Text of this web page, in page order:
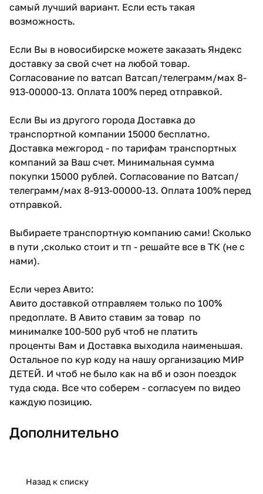
самый лучший вариант. Если есть такая
возможность.
Если Вы в новосибирске можете заказать Яндекс
доставку за свой счет на любой товар.
Согласование по ватсап Ватсап/телеграмм/мах 8-
913-00000-13. Оплата 100% перед отправкой.
Если Вы из другого города Доставка до
транспортной компании 15000 бесплатно.
Доставка межгород - по тарифам транспортных
компаний за Ваш счет. Минимальная сумма
покупки 15000 рублей. Согласование по Ватсап/
телеграмм/мах 8-913-00000-13. Оплата 100% перед
отправкой.
Выбираете транспортную компанию сами! Сколько
в пути ,сколько стоит и тп - решайте все в ТК (не с
нами).
Если через Авито:
Авито доставкой отправляем только по 100%
предоплате. В Авито ставим за товар по
минималке 100-500 руб чтоб не платить
проценты Вам и Доставка выходила наименьшая.
Остальное по кур коду на нашу организацию МИР
ДЕТЕЙ. И чтоб не было как на вб и озон поездок
туда сюда. Все что соберем - согласуем по видео
каждую позицию.
Дополнительно
Назад к списку